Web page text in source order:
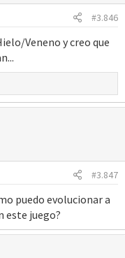
#3.846
Veneno y creo que
#3.847
puedo evolucionar a
este juego?